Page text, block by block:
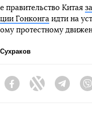
правительство Китая
Гонконгаидти на
протестному
FacebookTwitter